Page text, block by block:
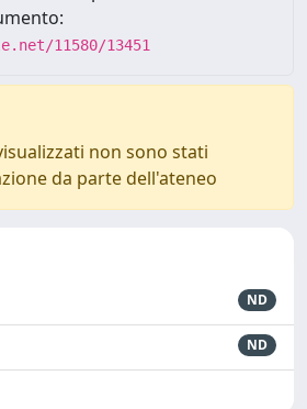
11580/13451
non sono stati
da parte dell'ateneo
ND
ND